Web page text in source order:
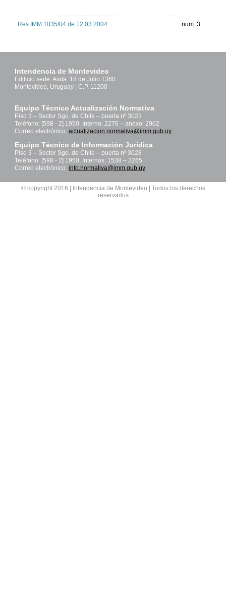
Res.IMM 1035/04 de 12.03.2004 num. 3
Intendencia de Montevideo
Edificio sede: Avda. 18 de Julio 1360
Montevideo, Uruguay | C.P. 11200
Equipo Técnico Actualización Normativa
Piso 3 – Sector Sgo. de Chile – puerta nº 3023
Teléfono: [598 - 2] 1950, Interno: 2276 – anexo: 2902
Correo electrónico: actualizacion.normativa@imm.gub.uy
Equipo Técnico de Información Jurídica
Piso 3 – Sector Sgo. de Chile – puerta nº 3028
Teléfono: [598 - 2] 1950, Internos: 1538 – 2265
Correo electrónico: info.normativa@imm.gub.uy
© copyright 2016 | Intendencia de Montevideo | Todos los derechos
reservados